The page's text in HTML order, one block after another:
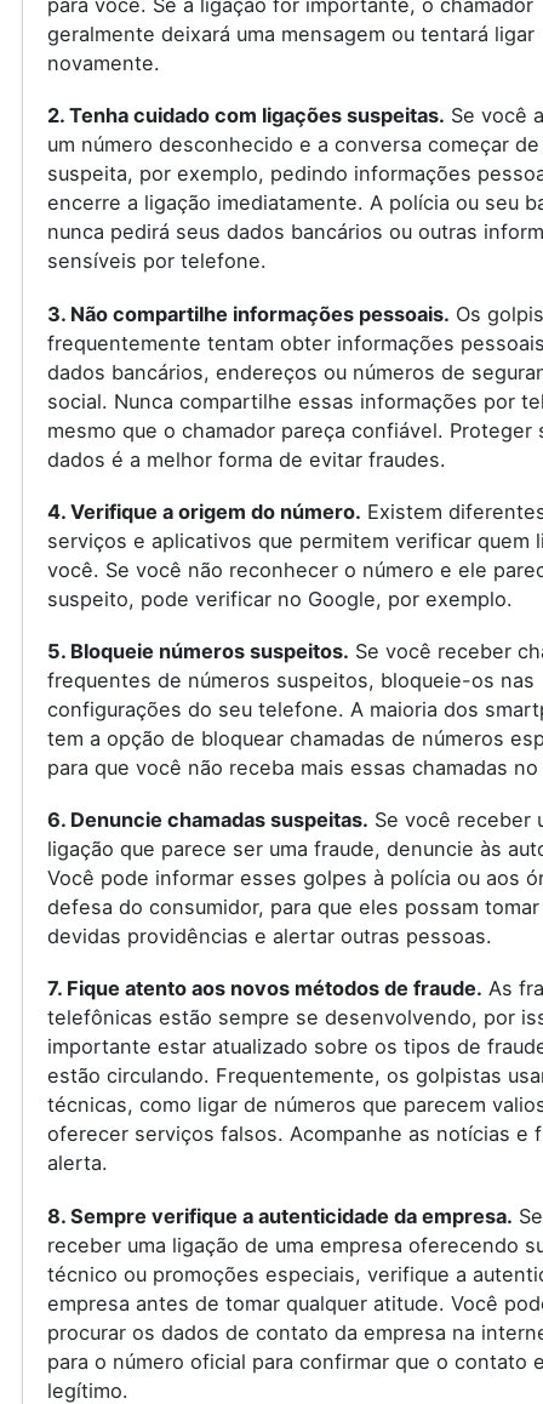
para você. Se a ligação for importante, o chamador
geralmente deixará uma mensagem ou tentará ligar
novamente.
2. Tenha cuidado com ligações suspeitas. Se você
um número desconhecido e a conversa começar
suspeita, por exemplo, pedindo informações
encerre a ligação imediatamente. A polícia ou seu
nunca pedirá seus dados bancários ou outras
sensíveis por telefone.
3. Não compartilhe informações pessoais. Os
frequentemente tentam obter informações
dados bancários, endereços ou números de
social. Nunca compartilhe essas informações por
mesmo que o chamador pareça confiável. Proteger
dados é a melhor forma de evitar fraudes.
4. Verifique a origem do número. Existem
serviços e aplicativos que permitem verificar quem
você. Se você não reconhecer o número e ele
suspeito, pode verificar no Google, por exemplo.
5. Bloqueie números suspeitos. Se você receber
frequentes de números suspeitos, bloqueie-os nas
configurações do seu telefone. A maioria dos
tem a opção de bloquear chamadas de números
para que você não receba mais essas chamadas
6. Denuncie chamadas suspeitas. Se você receber
ligação que parece ser uma fraude, denuncie às
Você pode informar esses golpes à polícia ou aos
defesa do consumidor, para que eles possam tomar
devidas providências e alertar outras pessoas.
7. Fique atento aos novos métodos de fraude. As
telefônicas estão sempre se desenvolvendo, por
importante estar atualizado sobre os tipos de
estão circulando. Frequentemente, os golpistas
técnicas, como ligar de números que parecem
oferecer serviços falsos. Acompanhe as notícias e
alerta.
8. Sempre verifique a autenticidade da empresa.
receber uma ligação de uma empresa oferecendo
técnico ou promoções especiais, verifique a
empresa antes de tomar qualquer atitude. Você
procurar os dados de contato da empresa na
para o número oficial para confirmar que o contato
legítimo.